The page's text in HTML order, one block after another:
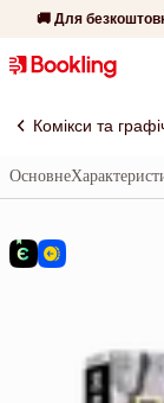
🚚 Для
Комікси та
Основне